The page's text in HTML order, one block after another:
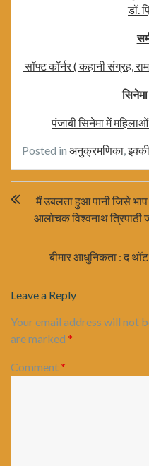
डॉ.
सॉफ्ट कॉर्नर ( कहानी संग्रह,
पंजाबी सिनेमा में
Posted in अनुक्रमणिका ,
navigation
मैं उबलता हुआ पानी जिसे
आलोचक विश्वनाथ त्रिपाठी
बीमार आधुनिकता : द
Leave a Reply
Your email address will not
are marked *
Comment*